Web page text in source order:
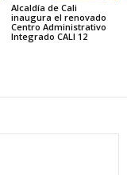
Alcaldía de Cali
inaugura el renovado
Centro Administrativo
Integrado CALI 12